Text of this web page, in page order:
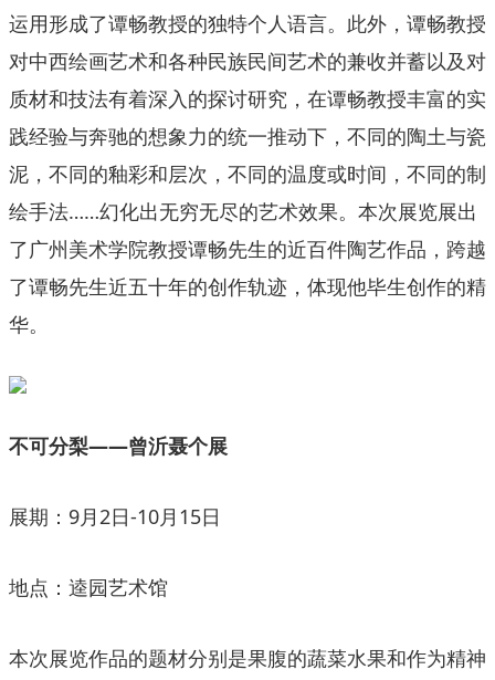
运用形成了谭畅教授的独特个人语言。此外，谭畅教授
对中西绘画艺术和各种民族民间艺术的兼收并蓄以及对
质材和技法有着深入的探讨研究，在谭畅教授丰富的实
践经验与奔驰的想象力的统一推动下，不同的陶土与瓷
泥，不同的釉彩和层次，不同的温度或时间，不同的制
绘手法……幻化出无穷无尽的艺术效果。本次展览展出
了广州美术学院教授谭畅先生的近百件陶艺作品，跨越
了谭畅先生近五十年的创作轨迹，体现他毕生创作的精
华。
不可分梨——曾沂聂个展
展期：9月2日-10月15日
地点：逵园艺术馆
本次展览作品的题材分别是果腹的蔬菜水果和作为精神